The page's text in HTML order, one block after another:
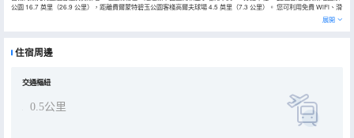
公園 16.7 英里（26.9 公里），距離費爾蒙特碧玉公園客棧高爾夫球場 4.5 英里（7.3 公里）。 您可利用免費 WiFi、滑
雪用具寄存處和旅遊/票務服務等便利服務和設施。 酒店設有 2 間餐廳，您不妨選擇去Papa Georeges Restaurant享
用美味佳餚。您可以到酒吧/酒廊，點一杯喜歡的飲品，暢飲一番。 特色服務/設施包括大堂免費報紙、24 小時前台服務
機。
展開
住宿周邊
交通樞紐
0.5公里